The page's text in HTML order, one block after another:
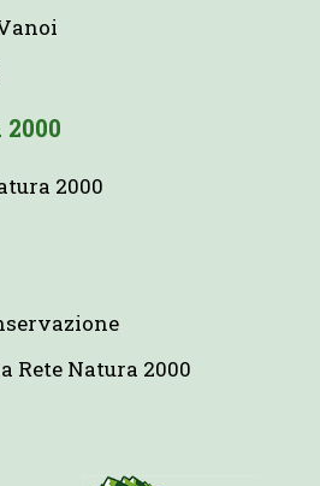
2000
Rete Natura 2000